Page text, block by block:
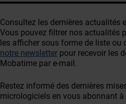
Consultez les dernières actualités
Vous pouvez filtrer nos actualités
les afficher sous forme de liste ou
notre newsletter pour recevoir les
Mobatime par e-mail.
Restez informé des dernières
micrologiciels en vous abonnant à